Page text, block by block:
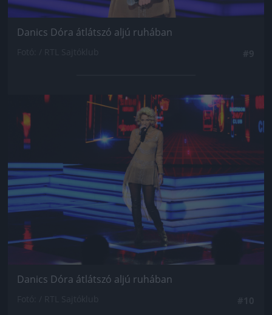
Danics Dóra átlátszó aljú ruhában
Jön még kép!
Danics Dóra átlátszó aljú ruhában